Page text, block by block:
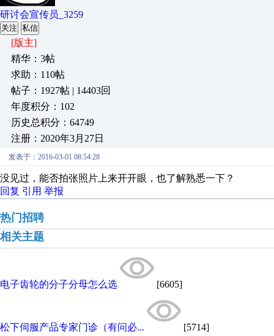
研讨会宣传员_3259
关注 私信
[版主]
精华：3帖
求助：110帖
帖子：1927帖 | 14403回
年度积分：102
历史总积分：64749
注册：2020年3月27日
发表于：2016-03-01 08:54:28
没见过，能否拍张照片上来开开眼，也了解熟悉一下？
回复 引用 举报
热门招聘
相关主题
电子齿轮的分子分母怎么选 [6605]
松下伺服产品专家门诊（有问必... [5714]